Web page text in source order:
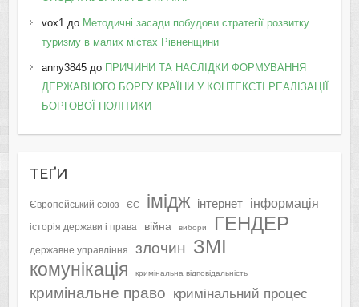
vox1до Методичні засади побудови стратегії розвитку
туризму в малих містах Рівненщини
anny3845до ПРИЧИНИ ТА НАСЛІДКИ ФОРМУВАННЯ
ДЕРЖАВНОГО БОРГУ КРАЇНИ У КОНТЕКСТІ РЕАЛІЗАЦІЇ
БОРГОВОЇ ПОЛІТИКИ
ТЕҐИ
Європейський союз ЄС імідж інтернет інформація
історія держави і права війна вибори ГЕНДЕР
державне управління злочин ЗМІ
комунікація кримінальна відповідальність
кримінальне право кримінальний процес